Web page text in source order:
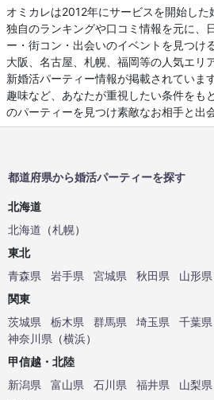
オミカレは2012年にサービスを開始した
独自のランキングや口コミ情報を元に、
ー・街コン・出会いのイベントを見つけ
大阪、名古屋、札幌、福岡等の人気エリ
新婚活パーティー情報が掲載されていま
趣味など、あなたが重視したい条件をも
のパーティーを見つけ素敵なお相手と出
都道府県から婚活パーティーを探す
北海道
北海道 （札幌）
東北
青森県
岩手県 宮城県 秋田県 山形県
関東
茨城県
栃木県 群馬県 埼玉県 千葉県
神奈川県 （横浜）
甲信越・北陸
新潟県
富山県 石川県 福井県 山梨県